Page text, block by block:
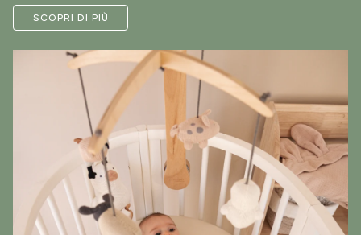
SCOPRI DI PIÙ
Iscrivimi
Cliccando il tasto "Iscriviti" acconsento al trattamento dei miei dati al fine di ricevere la
newsletter e informazioni relative alle vostre iniziative promozionali e commerciali e dichiaro di
aver preso visione della